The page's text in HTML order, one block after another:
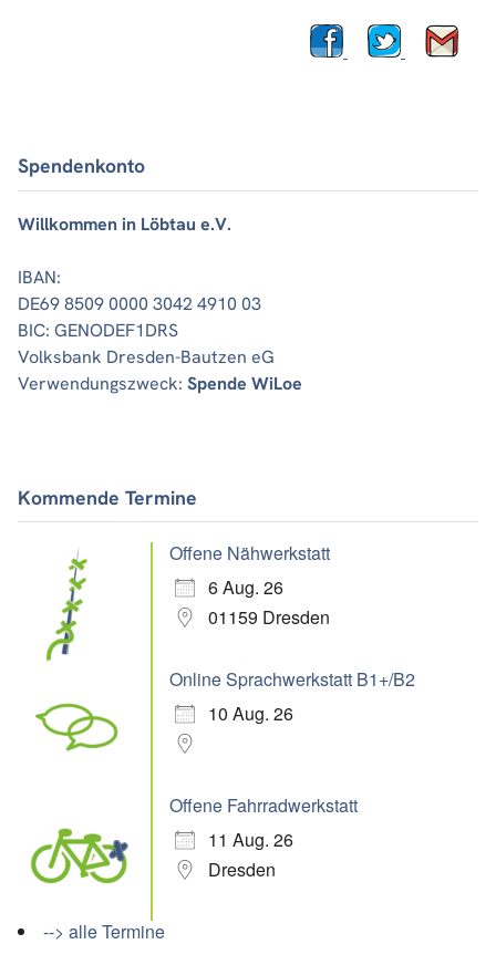
Spendenkonto
Willkommen in Löbtau e.V.
IBAN:
DE69 8509 0000 3042 4910 03
BIC: GENODEF1DRS
Volksbank Dresden-Bautzen eG
Verwendungszweck: Spende WiLoe
Kommende Termine
Offene Nähwerkstatt
6 Aug. 26
01159 Dresden
Online Sprachwerkstatt B1+/B2
10 Aug. 26
Offene Fahrradwerkstatt
11 Aug. 26
Dresden
--> alle Termine